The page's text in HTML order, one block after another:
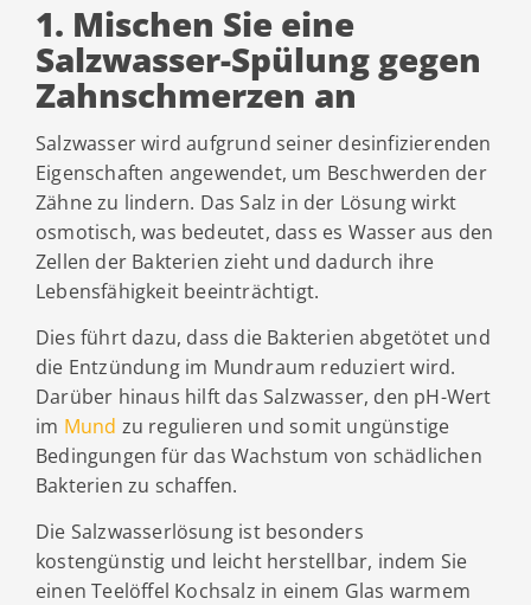
1. Mischen Sie eine
Salzwasser-Spülung gegen
Zahnschmerzen an
Salzwasser wird aufgrund seiner desinfizierenden
Eigenschaften angewendet, um Beschwerden der
Zähne zu lindern. Das Salz in der Lösung wirkt
osmotisch, was bedeutet, dass es Wasser aus den
Zellen der Bakterien zieht und dadurch ihre
Lebensfähigkeit beeinträchtigt.
Dies führt dazu, dass die Bakterien abgetötet und
die Entzündung im Mundraum reduziert wird.
Darüber hinaus hilft das Salzwasser, den pH-Wert
im Mund zu regulieren und somit ungünstige
Bedingungen für das Wachstum von schädlichen
Bakterien zu schaffen.
Die Salzwasserlösung ist besonders
kostengünstig und leicht herstellbar, indem Sie
einen Teelöffel Kochsalz in einem Glas warmem